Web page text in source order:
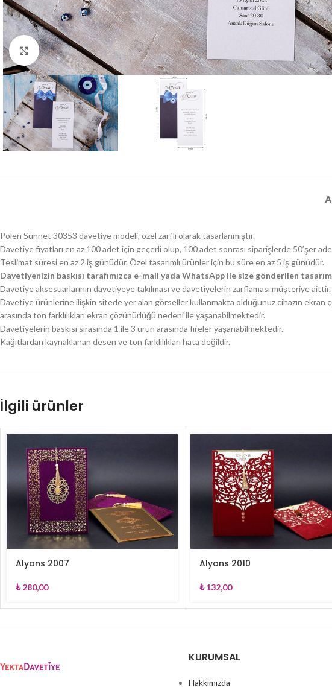
Büyütmek için tıklayın
Polen Sünnet 30353 davetiye modeli, özel zarflı olarak tasarlanmıştır.
Davetiye fiyatları en az 100 adet için geçerli olup, 100 adet sonrası siparişlerde 50’şer
Teslimat süresi en az 2 iş günüdür. Özel tasarımlı ürünler için bu süre en az 5 iş günüdür.
Davetiyenizin baskısı tarafımızca e-mail yada WhatsApp ile size gönderilen
Davetiye aksesuarlarının davetiyeye takılması ve davetiyelerin zarflaması müşteriye aittir.
Davetiye ürünlerine ilişkin sitede yer alan görseller kullanmakta olduğunuz cihazın
arasında ton farklılıkları ekran çözünürlüğü nedeni ile yaşanabilmektedir.
Davetiyelerin baskısı sırasında 1 ile 3 ürün arasında fireler yaşanabilmektedir.
Kağıtlardan kaynaklanan desen ve ton farklılıkları hata değildir.
İlgili ürünler
Alyans 2007
₺280,00
Alyans 2010
₺132,00
KURUMSAL
Hakkımızda